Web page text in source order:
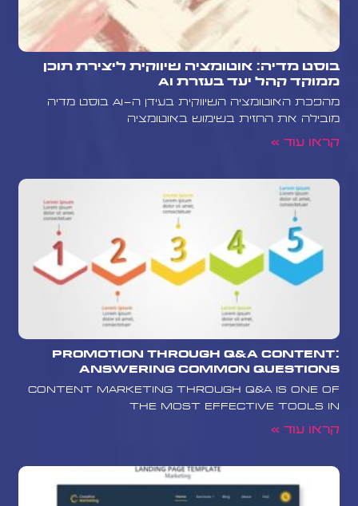
בוסט מדיה: אוטומציה שיווקית ליצירת תוכן
ממוקד קהל יעד בעזרת AI
מהפכת האוטומציה השיווקית בעידן ה-AI בוסט מדיה
מובילה את החזית בשימוש באוטומציה
קראו עוד »
Promotion Through Q&A Content:
Answering Common Questions
Content marketing through Q&A is one of
the most effective tools in
קראו עוד »